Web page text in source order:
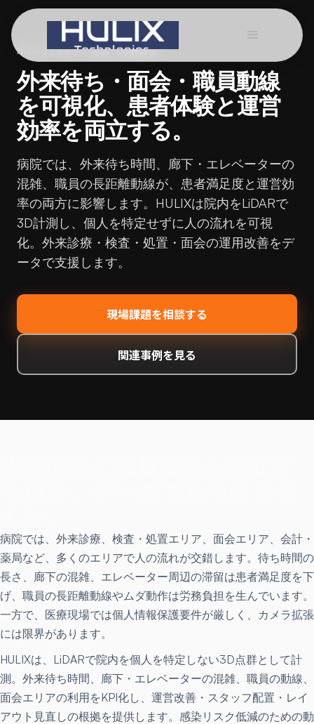
INDUSTRIES / 病院・医療施設
外来待ち・面会・職員動線
を可視化、患者体験と運営
効率を両立する。
病院では、外来待ち時間、廊下・エレベーターの
混雑、職員の長距離動線が、患者満足度と運営効
率の両方に影響します。HULIXは院内をLiDARで
3D計測し、個人を特定せずに人の流れを可視
化。外来診療・検査・処置・面会の運用改善をデ
ータで支援します。
現場課題を相談する
関連事例を見る
病院では、外来診療、検査・処置エリア、面会エリア、会計・
薬局など、多くのエリアで人の流れが交錯します。待ち時間の
長さ、廊下の混雑、エレベーター周辺の滞留は患者満足度を下
げ、職員の長距離動線やムダ動作は労務負担を生んでいます。
一方で、医療現場では個人情報保護要件が厳しく、カメラ拡張
には限界があります。
HULIXは、LiDARで院内を個人を特定しない3D点群として計
測。外来待ち時間、廊下・エレベーターの混雑、職員の動線、
面会エリアの利用をKPI化し、運営改善・スタッフ配置・レイ
アウト見直しの根拠を提供します。感染リスク低減のための動